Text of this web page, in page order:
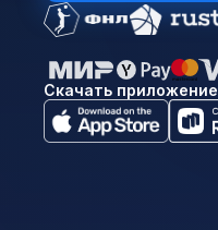
Скачать приложение